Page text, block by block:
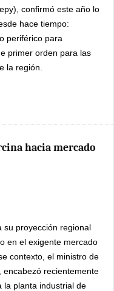
confirmó este año lo
hace tiempo:
periférico para
primer orden para las
la región.
hacia mercado
su proyección regional
en el exigente mercado
contexto, el ministro de
encabezó recientemente
la planta industrial de